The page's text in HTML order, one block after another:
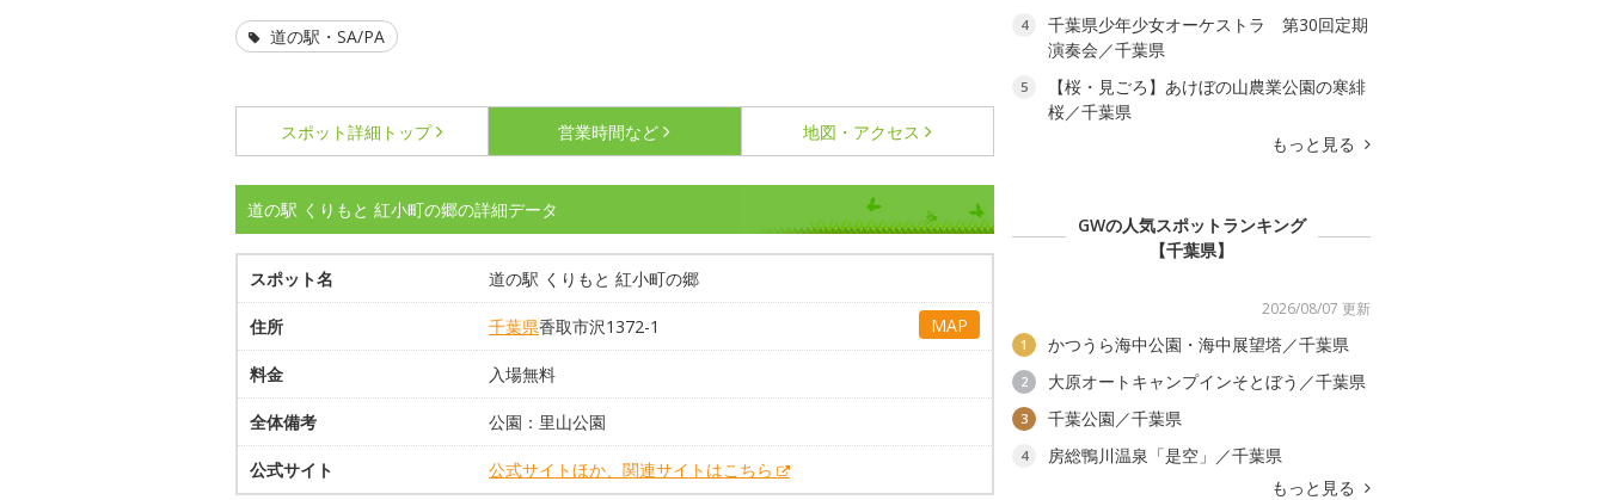
道の駅・SA/PA
スポット詳細 トップ 営業時間など 地図・アクセス
道の駅 くりもと 紅小町の郷の詳細データ
スポット名 道の駅 くりもと 紅小町の郷
住所 千葉県香取市沢1372-1 MAP
料金 入場無料
全体備考 公園：里山公園
公式サイト 公式サイトほか、関連サイトはこちら
4
千葉県少年少女オーケストラ 第30回定期
演奏会／千葉県
5
【桜・見ごろ】あけぼの山農業公園の寒緋
桜／千葉県
もっと見る
GWの人気スポットランキング
【千葉県】
2026/08/07 更新
1 かつうら海中公園・海中展望塔／千葉県
2 大原オートキャンプインそとぼう／千葉県
3 千葉公園／千葉県
4
房総鴨川温泉「是空」／千葉県
もっと見る